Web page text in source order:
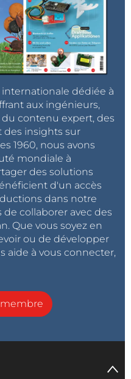
dédiée à
aux ingénieurs,
contenu expert, des
des insights sur
1960, nous avons
mondiale à
des solutions
d'un accès
dans notre
collaborer avec des
Que vous soyez en
ou de développer
aide à vous connecter,